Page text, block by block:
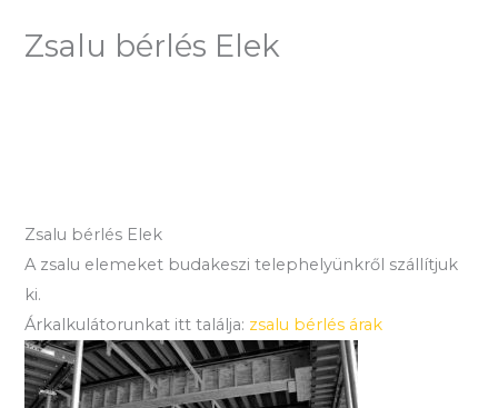
Zsalu bérlés Elek
Zsalu bérlés Elek
A zsalu elemeket budakeszi telephelyünkről szállítjuk
ki.
Árkalkulátorunkat itt találja: zsalu bérlés árak